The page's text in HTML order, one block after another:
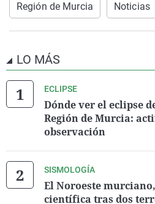
Región de Murcia Noticias
LO MÁS
ECLIPSE
Dónde ver el eclipse
Región de Murcia:
observación
SISMOLOGÍA
El Noroeste
científica tras dos